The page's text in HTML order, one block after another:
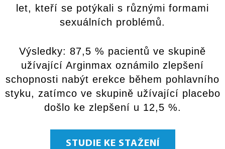
let, kteří se potýkali s různými formami
sexuálních problémů.
Výsledky: 87,5 % pacientů ve skupině
užívající Arginmax oznámilo zlepšení
schopnosti nabýt erekce během pohlavního
styku, zatímco ve skupině užívající placebo
došlo ke zlepšení u 12,5 %.
STUDIE KE STAŽENÍ